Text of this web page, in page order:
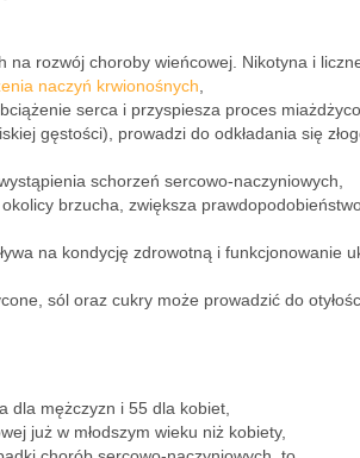
na rozwój choroby wieńcowej. Nikotyna i
naczyń krwionośnych
serca i przyspiesza proces
gęstości), prowadzi do odkładania się
schorzeń sercowo-naczyniowych,
brzucha, zwiększa
na kondycję zdrowotną i funkcjonowanie
sól oraz cukry może prowadzić do
dla mężczyzn i 55 dla kobiet,
już w młodszym wieku niż kobiety,